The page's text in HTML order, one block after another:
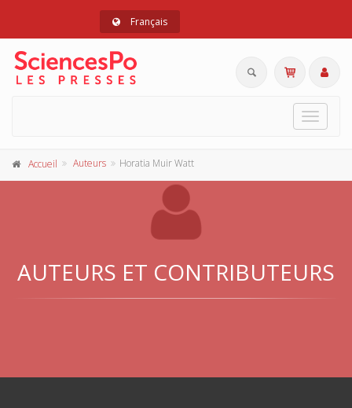
Français
Toggle
Accueil Auteurs Horatia Muir Watt
AUTEURS ET CONTRIBUTEURS